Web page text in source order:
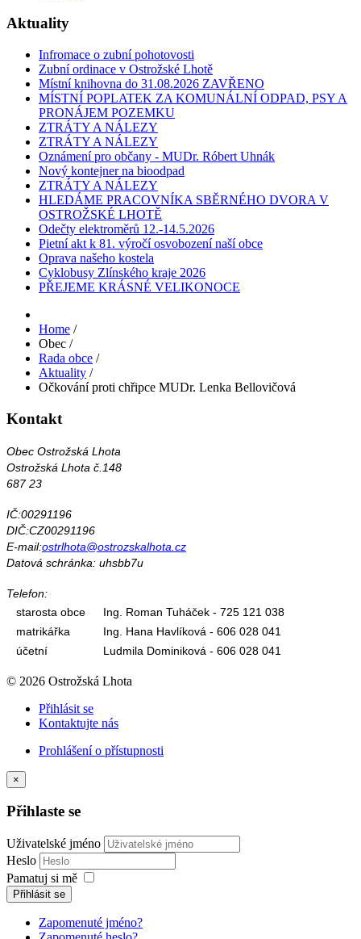
Aktuality
Infromace o zubní pohotovosti
Zubní ordinace v Ostrožské Lhotě
Místní knihovna do 31.08.2026 ZAVŘENO
MÍSTNÍ POPLATEK ZA KOMUNÁLNÍ ODPAD, PSY A
PRONÁJEM POZEMKU
ZTRÁTY A NÁLEZY
ZTRÁTY A NÁLEZY
Oznámení pro občany - MUDr. Róbert Uhnák
Nový kontejner na bioodpad
ZTRÁTY A NÁLEZY
HLEDÁME PRACOVNÍKA SBĚRNÉHO DVORA V
OSTROŽSKÉ LHOTĚ
Odečty elektroměrů 12.-14.5.2026
Pietní akt k 81. výročí osvobození naší obce
Oprava našeho kostela
Cyklobusy Zlínského kraje 2026
PŘEJEME KRÁSNÉ VELIKONOCE
Home /
Obec /
Rada obce /
Aktuality /
Očkování proti chřipce MUDr. Lenka Bellovičová
Kontakt
Obec Ostrožská Lhota
Ostrožská Lhota č.148
687 23
IČ:00291196
DIČ:CZ00291196
E-mail:ostrlhota@ostrozskalhota.cz
Datová schránka: uhsbb7u
Telefon:
starosta obce
Ing. Roman Tuháček - 725 121 038
matrikářka
Ing. Hana Havlíková - 606 028 041
účetní
Ludmila Dominiková - 606 028 041
© 2026 Ostrožská Lhota
Přihlásit se
Kontaktujte nás
Prohlášení o přístupnosti
×
Přihlaste se
Uživatelské jméno
Heslo
Pamatuj si mě
Přihlásit se
Zapomenuté jméno?